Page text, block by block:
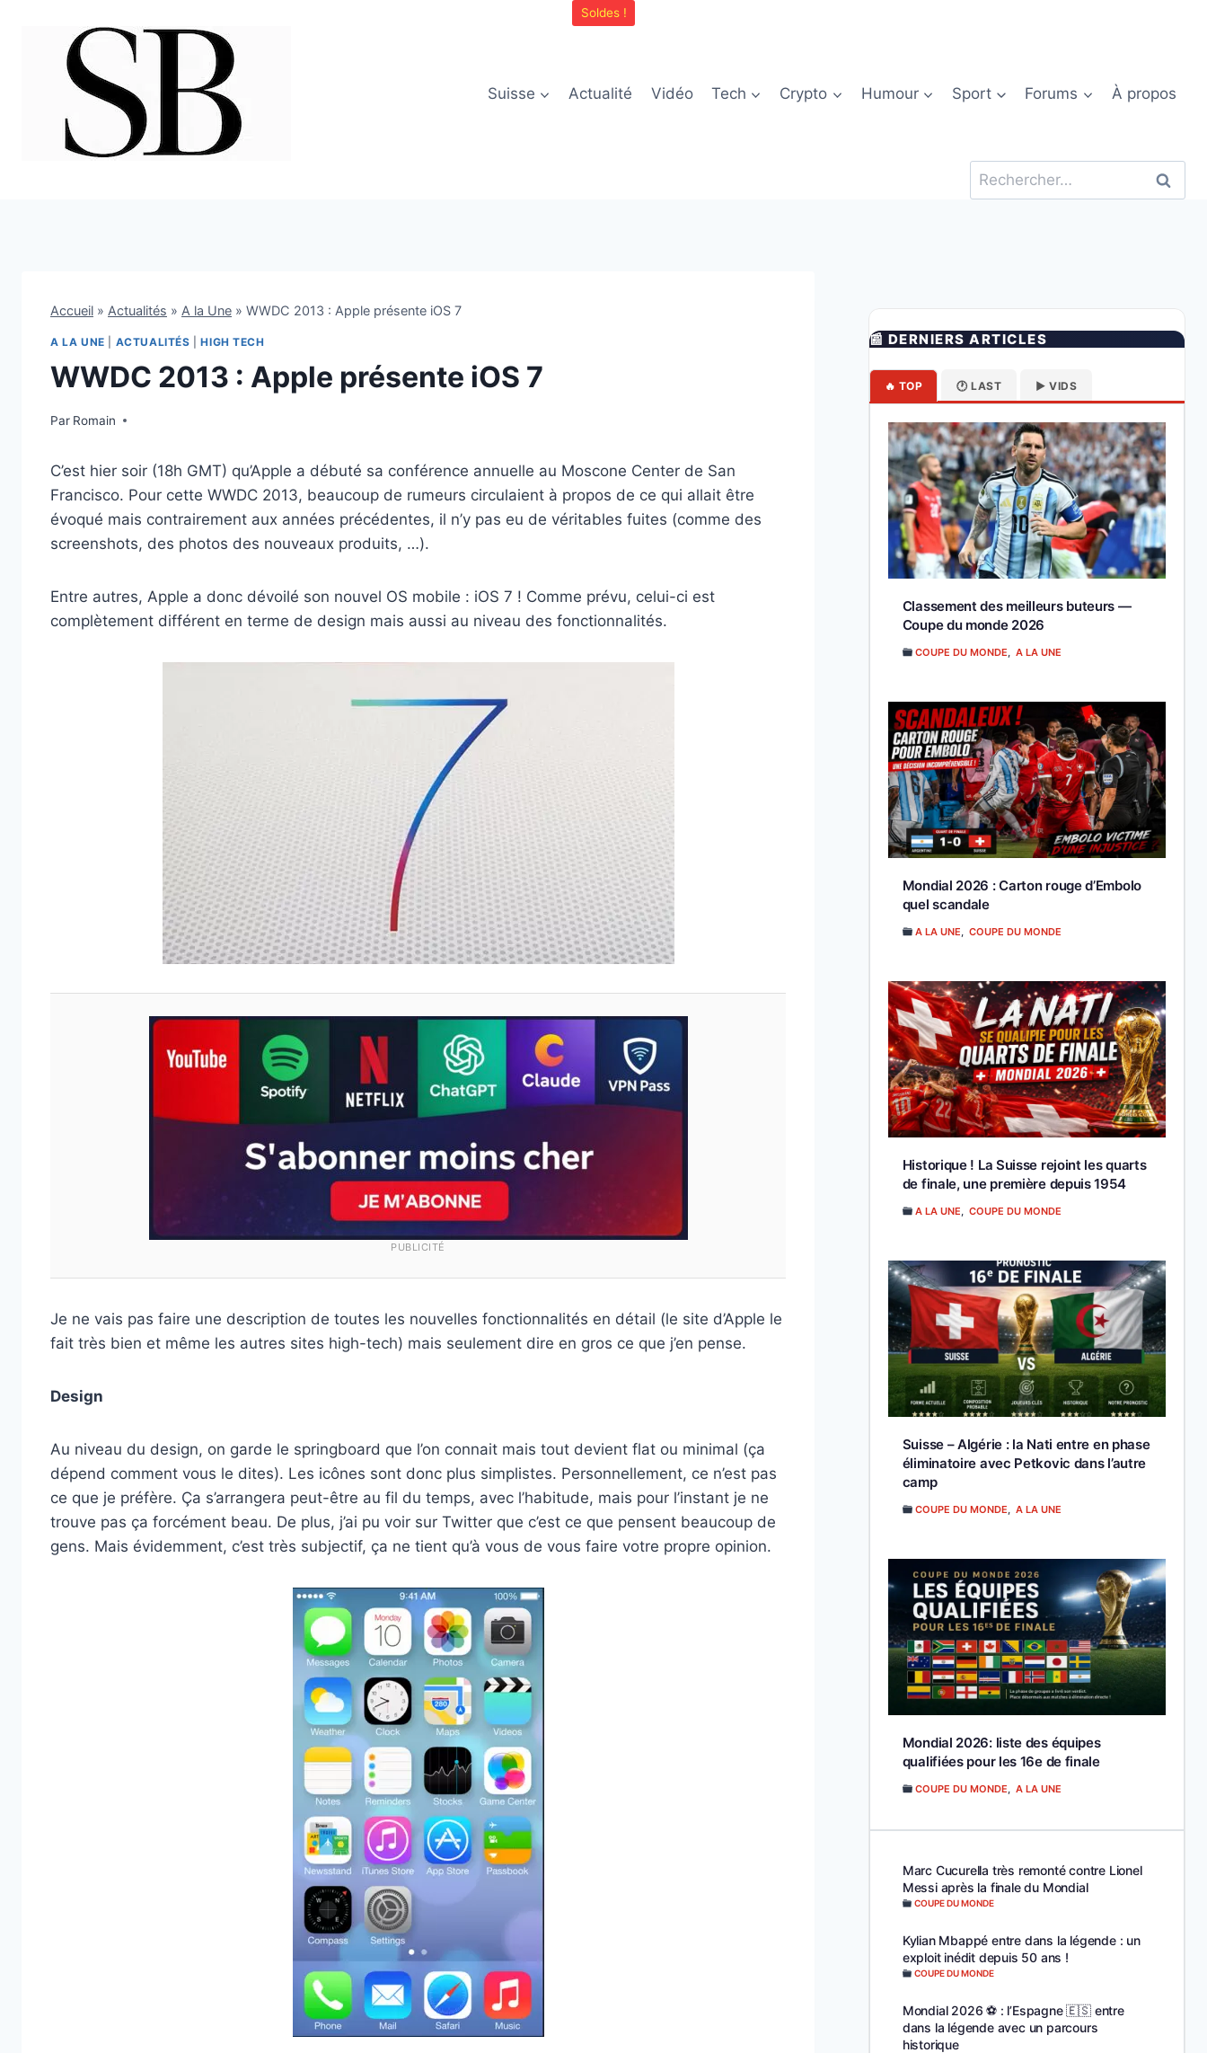
Soldes !
Suisse Actualité Vidéo Tech Crypto Humour Sport Forums À propos
Rechercher :
Accueil » Actualités » A la Une » WWDC 2013 : Apple présente iOS 7
A LA UNE ACTUALITÉS |HIGH TECH
WWDC 2013 : Apple présente iOS 7
Par Romain
11 juin 2013
C’est hier soir (18h GMT) qu’Apple a débuté sa conférence annuelle au Moscone Center de San
Francisco. Pour cette WWDC 2013, beaucoup de rumeurs circulaient à propos de ce qui allait être
évoqué mais contrairement aux années précédentes, il n’y pas eu de véritables fuites (comme des
screenshots, des photos des nouveaux produits, …).
Entre autres, Apple a donc dévoilé son nouvel OS mobile : iOS 7 ! Comme prévu, celui-ci est
complètement différent en terme de design mais aussi au niveau des fonctionnalités.
PUBLICITÉ
Je ne vais pas faire une description de toutes les nouvelles fonctionnalités en détail (le site d’Apple le
fait très bien et même les autres sites high-tech) mais seulement dire en gros ce que j’en pense.
Design
Au niveau du design, on garde le springboard que l’on connait mais tout devient flat ou minimal (ça
dépend comment vous le dites). Les icônes sont donc plus simplistes. Personnellement, ce n’est pas
ce que je préfère. Ça s’arrangera peut-être au fil du temps, avec l’habitude, mais pour l’instant je ne
trouve pas ça forcément beau. De plus, j’ai pu voir sur Twitter que c’est ce que pensent beaucoup de
gens. Mais évidemment, c’est très subjectif, ça ne tient qu’à vous de vous faire votre propre opinion.
📰 DERNIERS ARTICLES
🔥 TOP 🕐 LAST ▶️ VIDS
Classement des meilleurs buteurs —
Coupe du monde 2026
COUPE DU MONDE A LA UNE
Mondial 2026 : Carton rouge d’Embolo
quel scandale
A LA UNE COUPE DU MONDE
Historique ! La Suisse rejoint les quarts
de finale, une première depuis 1954
A LA UNE COUPE DU MONDE
Suisse – Algérie : la Nati entre en phase
éliminatoire avec Petkovic dans l’autre
camp
COUPE DU MONDE A LA UNE
Mondial 2026: liste des équipes
qualifiées pour les 16e de finale
COUPE DU MONDE A LA UNE
Marc Cucurella très remonté contre Lionel
Messi après la finale du Mondial
COUPE DU MONDE
Kylian Mbappé entre dans la légende : un
exploit inédit depuis 50 ans !
COUPE DU MONDE
Mondial 2026 ⚽️ : l’Espagne 🇪🇸 entre
dans la légende avec un parcours
historique